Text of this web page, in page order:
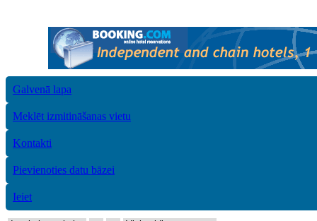
Galvenā lapa
Meklēt izmitināšanas vietu
Kontakti
Pievienoties datu bāzei
Ieiet